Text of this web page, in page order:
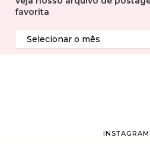
favorita
INSTAGRAM